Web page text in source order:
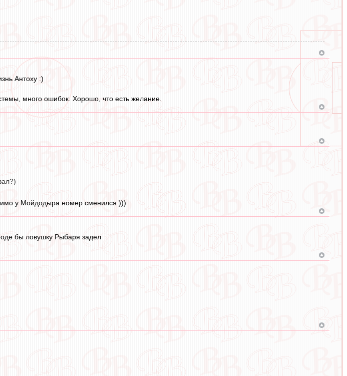
Антоху :)
много ошибок. Хорошо, что есть желание.
у Мойдодыра номер сменился )))
бы ловушку Рыбаря задел